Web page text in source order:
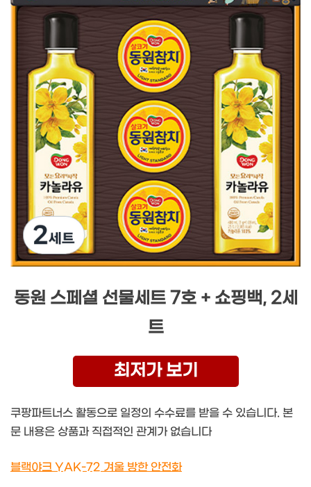
동원 스페셜 선물세트 7호 + 쇼핑백, 2세
트
최저가 보기
쿠팡파트너스 활동으로 일정의 수수료를 받을 수 있습니다. 본
문 내용은 상품과 직접적인 관계가 없습니다
블랙야크 YAK-72 겨울 방한 안전화